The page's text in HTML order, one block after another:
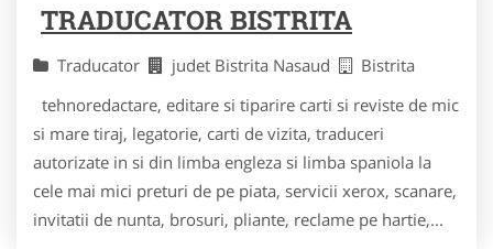
TRADUCATOR BISTRITA
Traducator judet Bistrita Nasaud
Bistrita
tehnoredactare, editare si tiparire carti si reviste de mic
si mare tiraj, legatorie, carti de vizita, traduceri
autorizate in si din limba engleza si limba spaniola la
cele mai mici preturi de pe piata, servicii xerox, scanare,
invitatii de nunta, brosuri, pliante, reclame pe hartie,...